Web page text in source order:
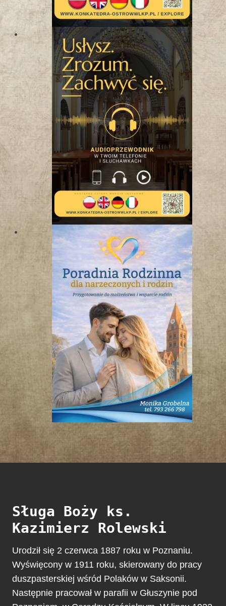
Sługa Boży ks.
Kazimierz Rolewski
Urodził się 2 czerwca 1887 roku w Poznaniu.
Wyświęcony w 1911 roku, skierowany do pracy
duszpasterskiej wśród Polaków w Saksonii.
Następnie pracował w parafii w Głuszynie pod